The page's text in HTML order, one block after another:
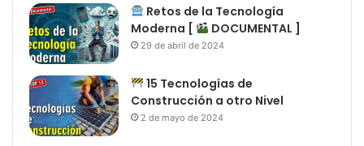
Retos de la Tecnología
Moderna [
DOCUMENTAL ]
29 de abril de 2024
15 Tecnologías de
Construcción a otro Nivel
2 de mayo de 2024